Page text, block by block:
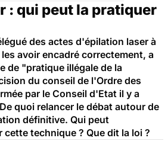
: qui peut la pratiquer
des actes d'épilation laser à
avoir encadré correctement, a
de "pratique illégale de la
du conseil de l'Ordre des
par le Conseil d'Etat il y a
quoi relancer le débat autour de
définitive. Qui peut
technique ? Que dit la loi ?